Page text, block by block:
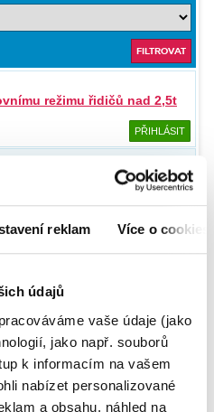
reklam Více o cookies
údajů
vaše údaje (jako
jako např. souborů
k informacím na vašem
nabízet personalizované
a obsahu, náhled na
režimu řidičů nad 2,5t
PŘIHLÁSIT
režimu řidičů nad 2,5t
PŘIHLÁSIT
režimu řidičů nad 2,5t
režimu řidičů nad 2,5t
PŘIHLÁSIT